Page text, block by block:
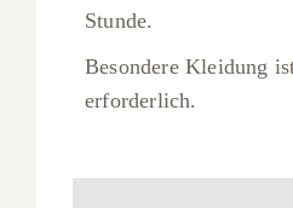
Stunde.
Besondere Kleidung
erforderlich.